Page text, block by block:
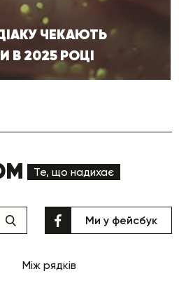
ЧЕКАЮТЬ
В 2025 РОЦІ
Те, що надихає
Між рядків
Ми у фейсбук